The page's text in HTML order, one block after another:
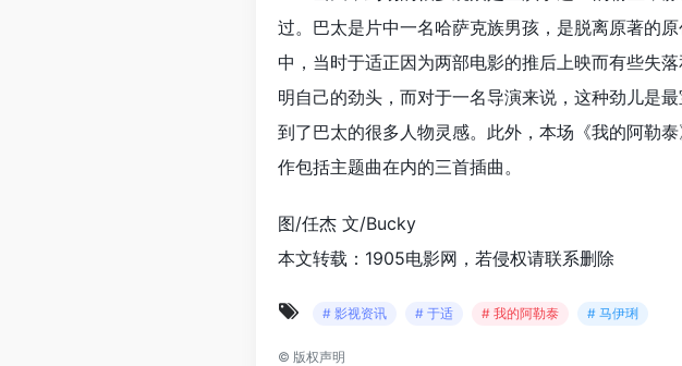
过。巴太是片中一名哈萨克族男孩，是脱离原著的
中，当时于适正因为两部电影的推后上映而有些失
明自己的劲头，而对于一名导演来说，这种劲儿是
到了巴太的很多人物灵感。此外，本场《我的阿勒
作包括主题曲在内的三首插曲。
图/任杰 文/Bucky
本文转载：1905电影网，若侵权请联系删除
# 影视资讯 # 于适 # 我的阿勒泰 # 马伊琍
© 版权声明